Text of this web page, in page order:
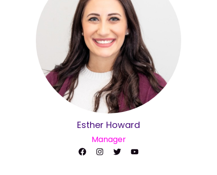
Esther Howard
Manager